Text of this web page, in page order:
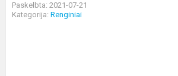
Paskelbta: 2021-07-21
Kategorija: Renginiai